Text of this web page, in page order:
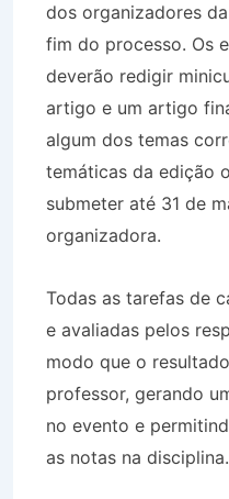
dos organizadores
fim do processo. Os
deverão redigir
artigo e um artigo
algum dos temas
temáticas da edição
submeter até 31 de
organizadora.
Todas as tarefas de
e avaliadas pelos
modo que o
professor, gerando
no evento e
as notas na disciplina.